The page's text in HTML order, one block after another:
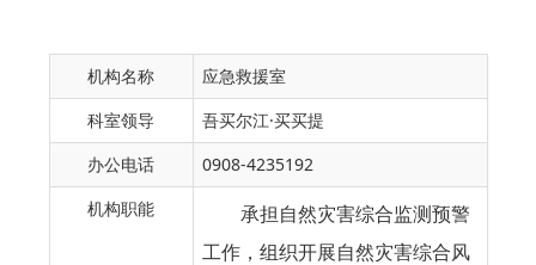
机构名称
应急救援室
科室领导
吾买尔江·买买提
办公电话
0908-4235192
机构职能
承担自然灾害综合监测预警
工作，组织开展自然灾害综合风